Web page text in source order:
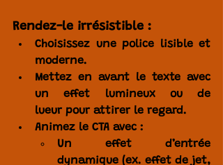
Rendez-le irrésistible :
Choisissez une police lisible et
moderne.
Mettez en avant le texte avec
un effet lumineux ou de
lueur pour attirer le regard.
Animez le CTA avec :
Un effet d’entrée
dynamique (ex. effet de jet,